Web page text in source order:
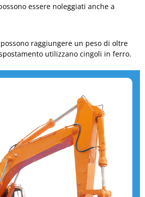
essere noleggiati anche a
raggiungere un peso di oltre
utilizzano cingoli in ferro.